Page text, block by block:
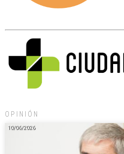
OPINIÓN
10/06/2026